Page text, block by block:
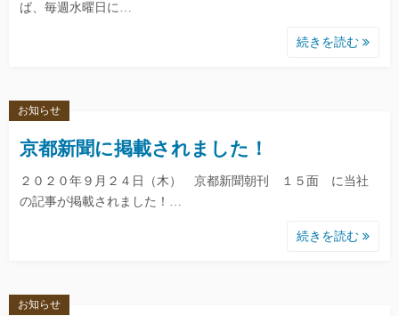
ば、毎週水曜日に…
続きを読む
京都新聞に掲載されました！
２０２０年９月２４日（木） 京都新聞朝刊 １５面 に当社
の記事が掲載されました！…
続きを読む
お知らせ
お知らせ